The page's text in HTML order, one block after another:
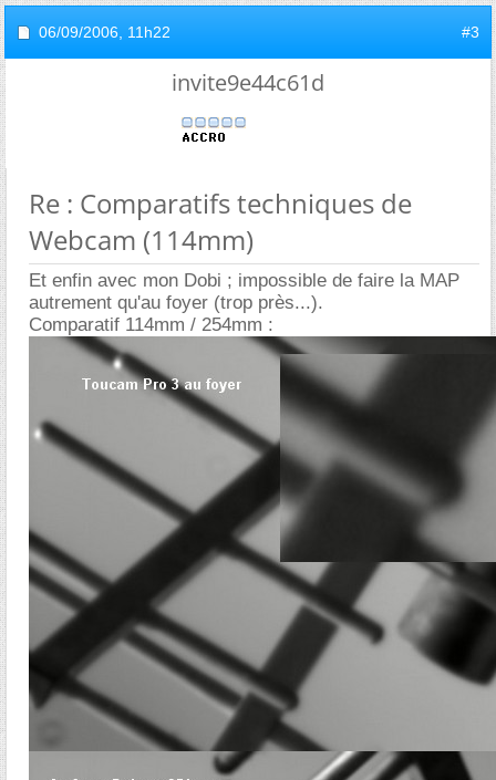
06/09/2006, 11h22 #3
invite9e44c61d
Re : Comparatifs techniques de
Webcam (114mm)
Et enfin avec mon Dobi ; impossible de faire la MAP
autrement qu'au foyer (trop près...).
Comparatif 114mm / 254mm :